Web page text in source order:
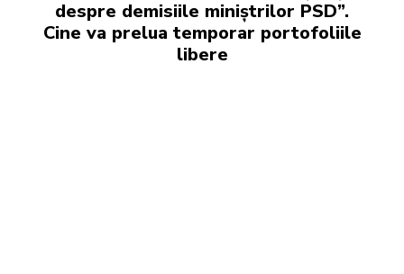
despre demisiile miniștrilor PSD”.
Cine va prelua temporar portofoliile
libere